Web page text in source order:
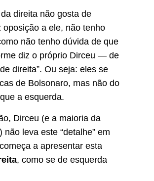
direita não gosta de
oposição a ele, não tenho
não tenho dúvida de que
diz o próprio Dirceu — de
direita”. Ou seja: eles se
de Bolsonaro, mas não do
a esquerda.
Dirceu (e a maioria da
não leva este “detalhe” em
a apresentar esta
, como se de esquerda